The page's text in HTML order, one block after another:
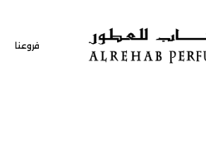
فروعنا